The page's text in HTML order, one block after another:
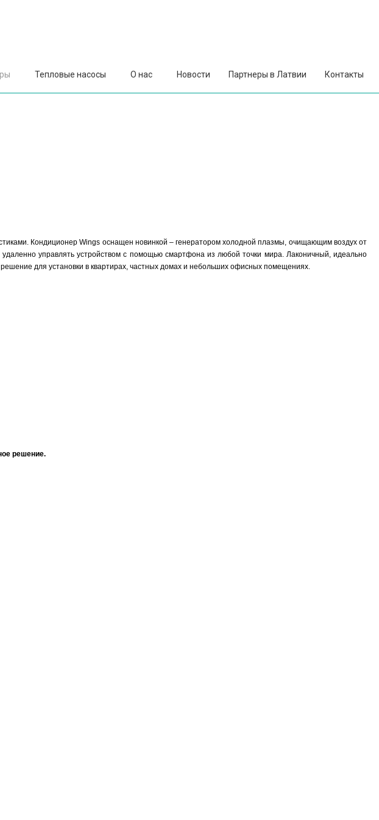
Тепловые насосы О нас Новости Партнеры в Латвии Контакты
Кондиционер Wings оснащен новинкой – генератором холодной плазмы, очищающим воздух от
управлять устройством с помощью смартфона из любой точки мира. Лаконичный, идеально
для установки в квартирах, частных домах и небольших офисных помещениях.
решение.